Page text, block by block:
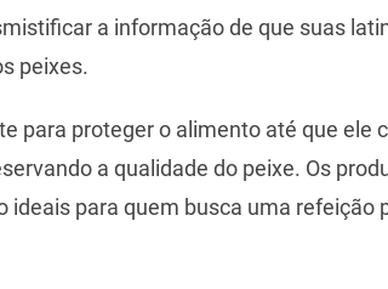
a informação de que suas
peixes.
para proteger o alimento até que ele
a qualidade do peixe. Os
ideais para quem busca uma refeição